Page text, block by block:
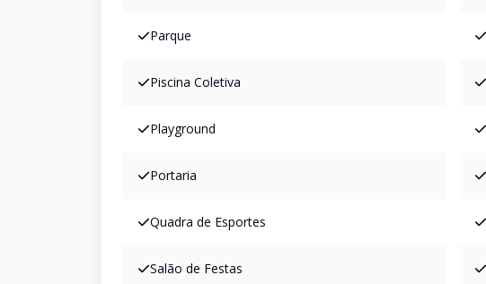
Parque
Piscina Coletiva
Playground
Portaria
Quadra de Esportes
Salão de Festas